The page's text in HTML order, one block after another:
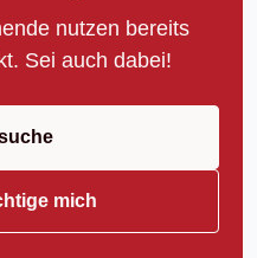
nutzen bereits
Sei auch dabei!
mich